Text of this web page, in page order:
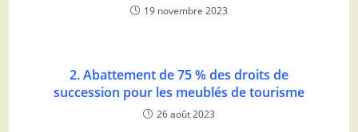
19 novembre 2023
2. Abattement de 75 % des droits de
succession pour les meublés de tourisme
26 août 2023